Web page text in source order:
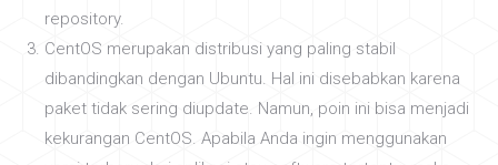
repository.
CentOS merupakan distribusi yang paling stabil
dibandingkan dengan Ubuntu. Hal ini disebabkan karena
paket tidak sering diupdate. Namun, poin ini bisa menjadi
kekurangan CentOS. Apabila Anda ingin menggunakan